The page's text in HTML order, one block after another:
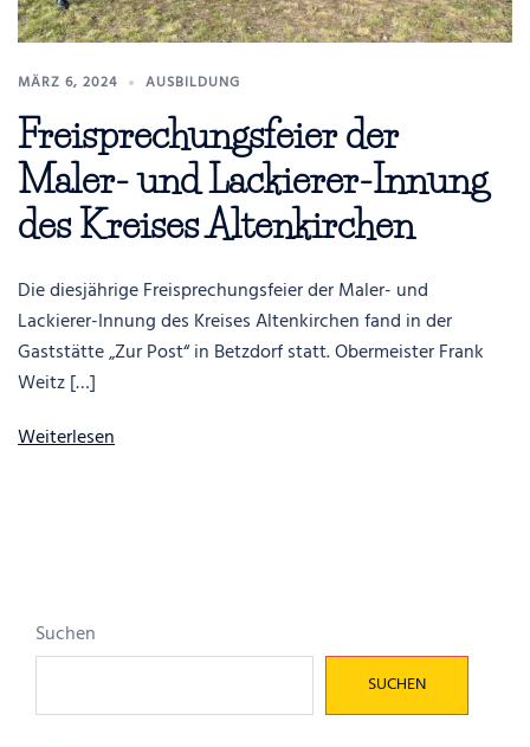
MÄRZ 6, 2024 AUSBILDUNG
Freisprechungsfeier der
Maler- und Lackierer-Innung
des Kreises Altenkirchen
Die diesjährige Freisprechungsfeier der Maler- und
Lackierer-Innung des Kreises Altenkirchen fand in der
Gaststätte „Zur Post“ in Betzdorf statt. Obermeister Frank
Weitz […]
Weiterlesen
Suchen
SUCHEN